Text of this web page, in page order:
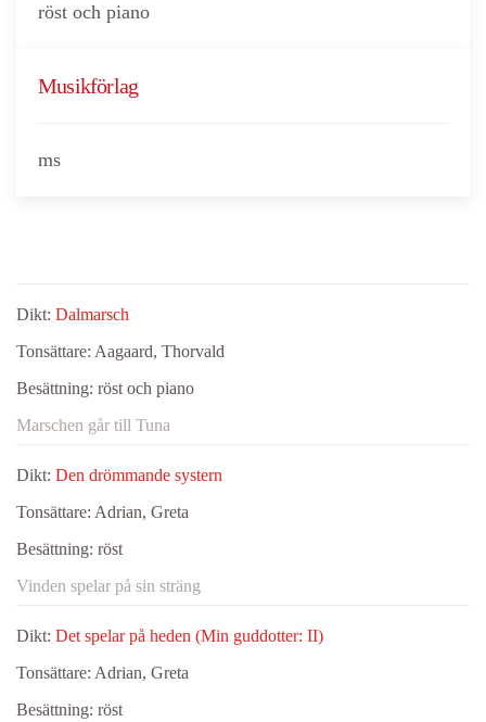
röst och piano
Musikförlag
ms
Dikt: Dalmarsch
Tonsättare: Aagaard, Thorvald
Besättning: röst och piano
Marschen går till Tuna
Dikt: Den drömmande systern
Tonsättare: Adrian, Greta
Besättning: röst
Vinden spelar på sin sträng
Dikt: Det spelar på heden (Min guddotter: II)
Tonsättare: Adrian, Greta
Besättning: röst